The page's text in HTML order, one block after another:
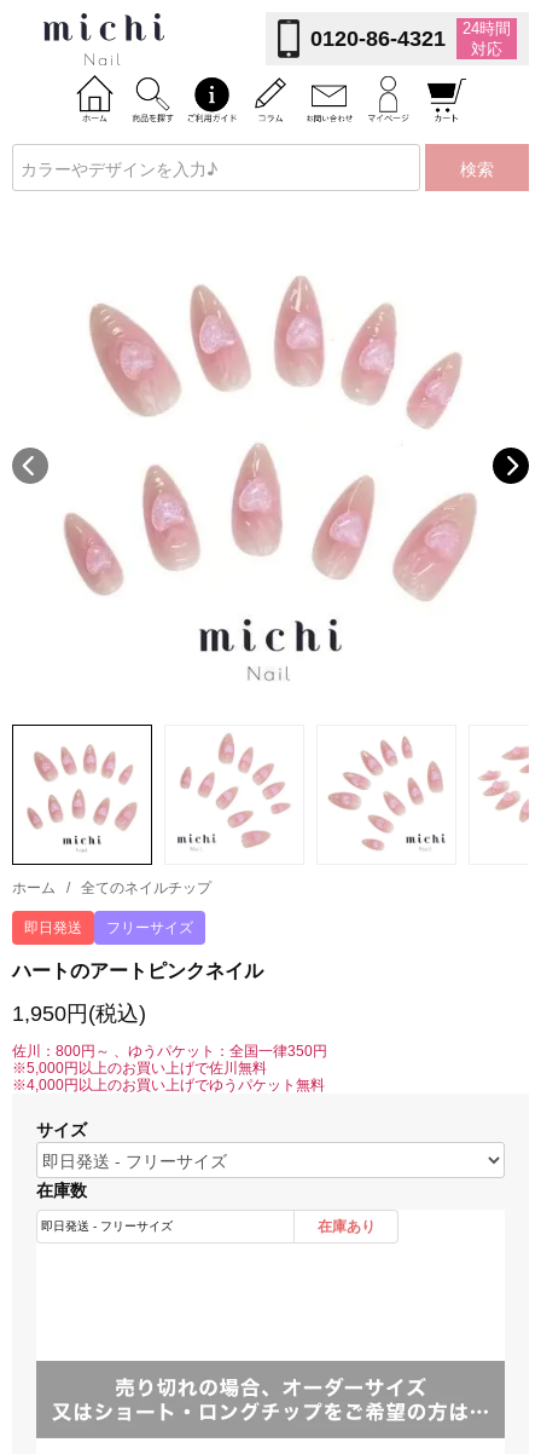
0120-86-4321
24時間
対応
検索
ホーム / 全てのネイルチップ
即日発送 フリーサイズ
ハートのアートピンクネイル
1,950円(税込)
佐川：800円～ 、ゆうパケット：全国一律350円
※5,000円以上のお買い上げで佐川無料
※4,000円以上のお買い上げでゆうパケット無料
サイズ
在庫数